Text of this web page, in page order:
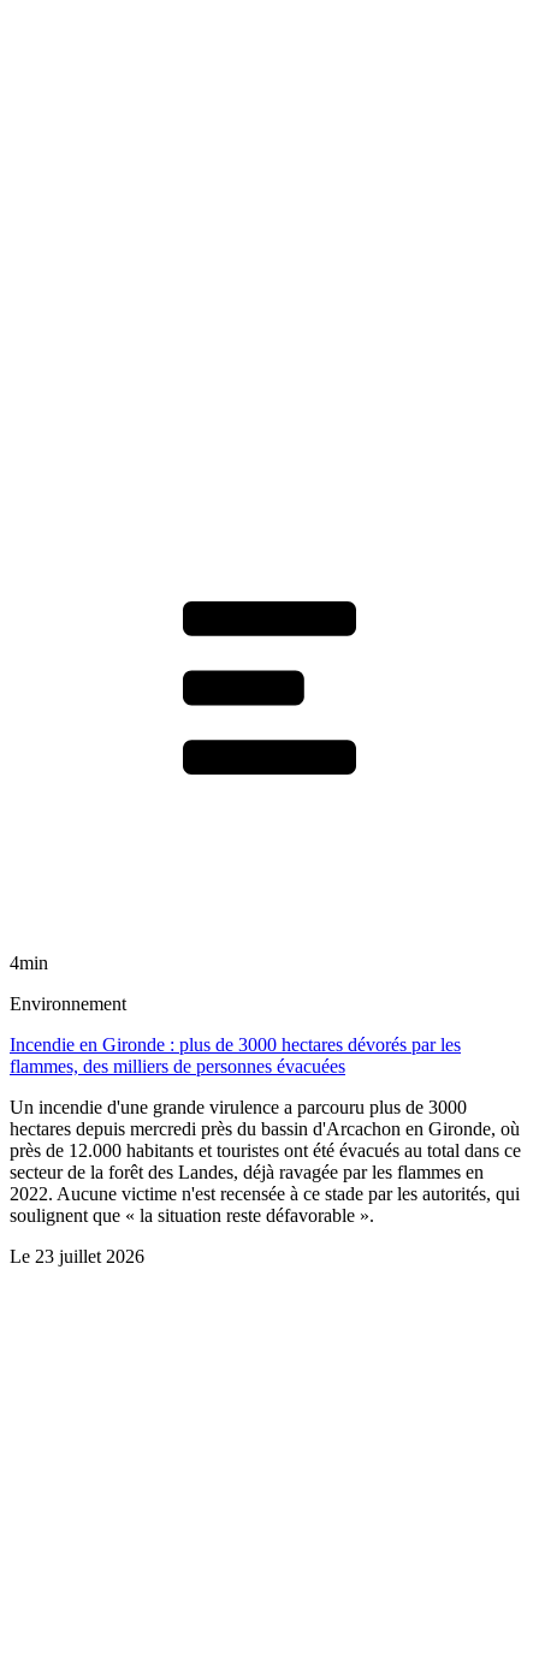
4min
Environnement
Incendie en Gironde : plus de 3000 hectares dévorés par les
flammes, des milliers de personnes évacuées
Un incendie d'une grande virulence a parcouru plus de 3000
hectares depuis mercredi près du bassin d'Arcachon en Gironde, où
près de 12.000 habitants et touristes ont été évacués au total dans ce
secteur de la forêt des Landes, déjà ravagée par les flammes en
2022. Aucune victime n'est recensée à ce stade par les autorités, qui
soulignent que « la situation reste défavorable ».
Le 23 juillet 2026